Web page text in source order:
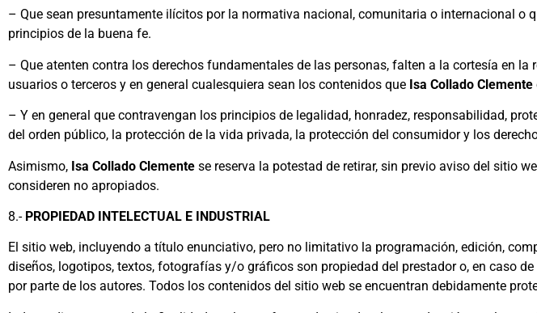
– Que sean presuntamente ilícitos por la normativa nacional, comunitaria o internacional o
principios de la buena fe.
– Que atenten contra los derechos fundamentales de las personas, falten a la cortesía en
usuarios o terceros y en general cualesquiera sean los contenidos que Isa Collado Clemente
– Y en general que contravengan los principios de legalidad, honradez, responsabilidad,
del orden público, la protección de la vida privada, la protección del consumidor y los
Asimismo, Isa Collado Clemente se reserva la potestad de retirar, sin previo aviso del sitio
consideren no apropiados.
8.-PROPIEDAD INTELECTUAL E INDUSTRIAL
El sitio web, incluyendo a título enunciativo, pero no limitativo la programación, edición,
diseños, logotipos, textos, fotografías y/o gráficos son propiedad del prestador o, en caso
por parte de los autores. Todos los contenidos del sitio web se encuentran debidamente